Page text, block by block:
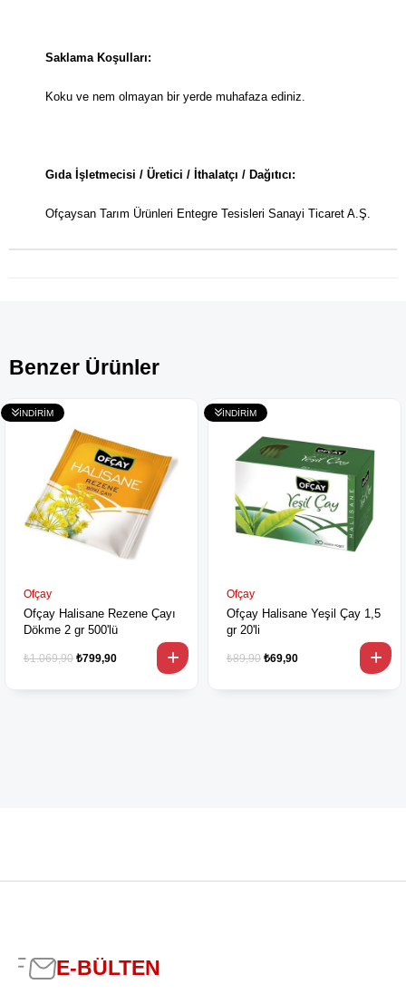
Saklama Koşulları:
Koku ve nem olmayan bir yerde muhafaza ediniz.
Gıda İşletmecisi / Üretici / İthalatçı / Dağıtıcı:
Ofçaysan Tarım Ürünleri Entegre Tesisleri Sanayi Ticaret A.Ş.
Benzer Ürünler
Ofçay
Ofçay Halisane Rezene Çayı
Dökme 2 gr 500'lü
₺799,90
₺1.069,90
Ofçay
Ofçay Halisane Yeşil Çay 1,5
gr 20'li
₺69,90
₺89,90
E-BÜLTEN